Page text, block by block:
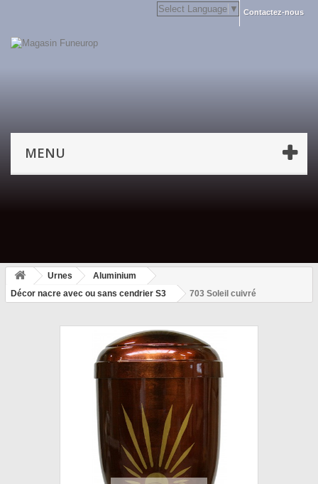
Contactez-nous
Select Language ▼
MENU
Urnes
Aluminium
Décor nacre avec ou sans cendrier S3
703 Soleil cuivré